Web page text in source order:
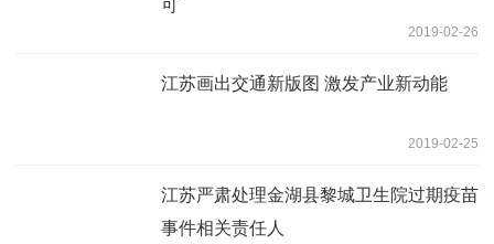
可
2019-02-26
江苏画出交通新版图 激发产业新动能
2019-02-25
江苏严肃处理金湖县黎城卫生院过期疫苗
事件相关责任人